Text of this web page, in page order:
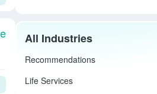
All Industries
Recommendations
Life Services